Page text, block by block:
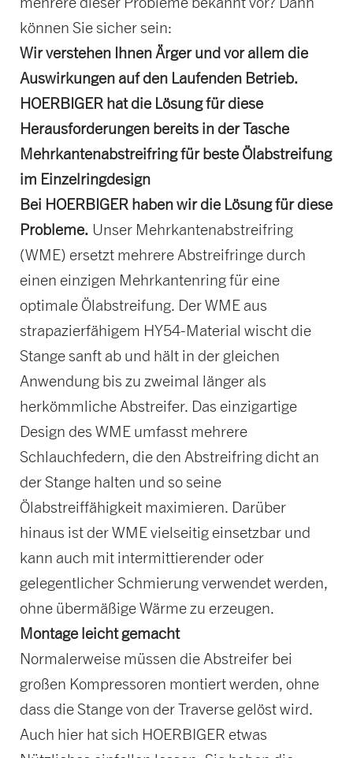
können Sie sicher sein:
Wir verstehen Ihnen Ärger und vor allem die
Auswirkungen auf den Laufenden Betrieb.
HOERBIGER hat die Lösung für diese
Herausforderungen bereits in der Tasche
Mehrkantenabstreifring für beste Ölabstreifung
im Einzelringdesign
Bei HOERBIGER haben wir die Lösung für diese
Probleme. Unser Mehrkantenabstreifring
(WME) ersetzt mehrere Abstreifringe durch
einen einzigen Mehrkantenring für eine
optimale Ölabstreifung. Der WME aus
strapazierfähigem HY54-Material wischt die
Stange sanft ab und hält in der gleichen
Anwendung bis zu zweimal länger als
herkömmliche Abstreifer. Das einzigartige
Design des WME umfasst mehrere
Schlauchfedern, die den Abstreifring dicht an
der Stange halten und so seine
Ölabstreiffähigkeit maximieren. Darüber
hinaus ist der WME vielseitig einsetzbar und
kann auch mit intermittierender oder
gelegentlicher Schmierung verwendet werden,
ohne übermäßige Wärme zu erzeugen.
Montage leicht gemacht
Normalerweise müssen die Abstreifer bei
großen Kompressoren montiert werden, ohne
dass die Stange von der Traverse gelöst wird.
Auch hier hat sich HOERBIGER etwas